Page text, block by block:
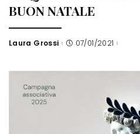
BUON NATALE
Posted
Laura Grossi 07/01/2021